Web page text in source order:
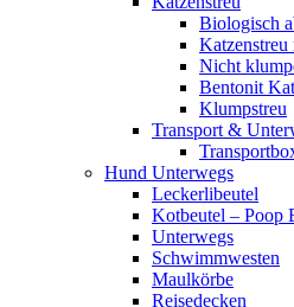
Biologisch
Nicht
Bentonit
Klumpstreu
Transport &
Hund Unterwegs
Leckerlibeutel
Kotbeutel – Poop
Unterwegs
Schwimmwesten
Maulkörbe
Reisedecken